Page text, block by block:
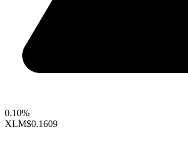
0.10%
XLM$0.1609